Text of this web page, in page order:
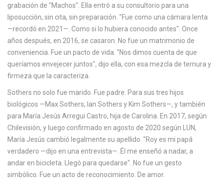
grabación de "Machos". Ella entró a su consultorio para una
liposucción, sin cita, sin preparación. "Fue como una cámara lenta
—recordó en 2021—. Como si lo hubiera conocido antes". Once
años después, en 2016, se casaron. No fue un matrimonio de
conveniencia. Fue un pacto de vida. "Nos dimos cuenta de que
queríamos envejecer juntos", dijo ella, con esa mezcla de ternura y
firmeza que la caracteriza.
Sothers no solo fue marido. Fue padre. Para sus tres hijos
biológicos —Max Sothers, Ian Sothers y Kim Sothers—, y también
para María Jesús Arregui Castro, hija de Carolina. En 2017, según
Chilevisión, y luego confirmado en agosto de 2020 según LUN,
María Jesús cambió legalmente su apellido. "Roy es mi papá
verdadero —dijo en una entrevista—. Él me enseñó a nadar, a
andar en bicicleta. Llegó para quedarse". No fue un gesto
simbólico. Fue un acto de reconocimiento. De amor.